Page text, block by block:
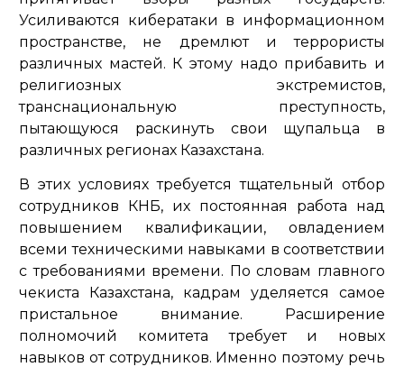
Усиливаются кибератаки в информационном
пространстве, не дремлют и террористы
различных мастей. К этому надо прибавить и
религиозных экстремистов,
транснациональную преступность,
пытающуюся раскинуть свои щупальца в
различных регионах Казахстана.
В этих условиях требуется тщательный отбор
сотрудников КНБ, их постоянная работа над
повышением квалификации, овладением
всеми техническими навыками в соответствии
с требованиями времени. По словам главного
чекиста Казахстана, кадрам уделяется самое
пристальное внимание. Расширение
полномочий комитета требует и новых
навыков от сотрудников. Именно поэтому речь